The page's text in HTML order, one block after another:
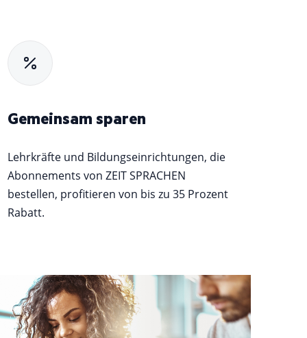
Gemeinsam sparen
Lehrkräfte und Bildungseinrichtungen, die
Abonnements von ZEIT SPRACHEN
bestellen, profitieren von bis zu 35 Prozent
Rabatt.